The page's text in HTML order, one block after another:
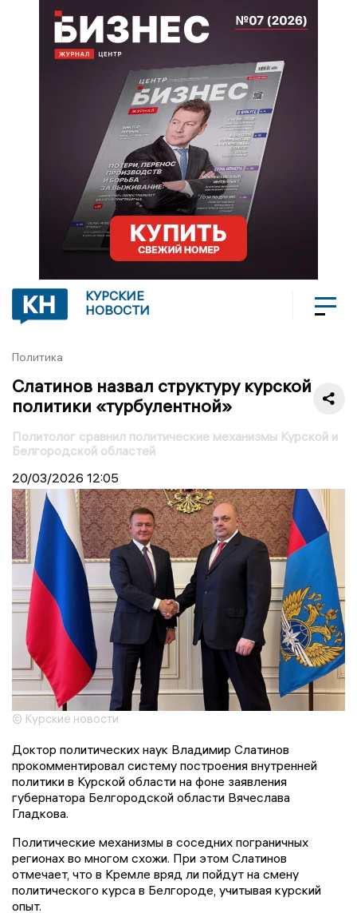
КУРСКИЕ
НОВОСТИ
Политика
Слатинов назвал структуру курской
политики «турбулентной»
Политолог сравнил политические механизмы Курской и
Белгородской областей
20/03/2026 12:05
© Курские новости
Доктор политических наук Владимир Слатинов
прокомментировал систему построения внутренней
политики в Курской области на фоне заявления
губернатора Белгородской области Вячеслава
Гладкова.
Политические механизмы в соседних пограничных
регионах во многом схожи. При этом Слатинов
отмечает, что в Кремле вряд ли пойдут на смену
политического курса в Белгороде, учитывая курский
опыт.